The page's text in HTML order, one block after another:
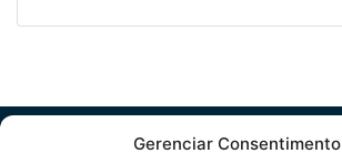
Gerenciar Consentimento